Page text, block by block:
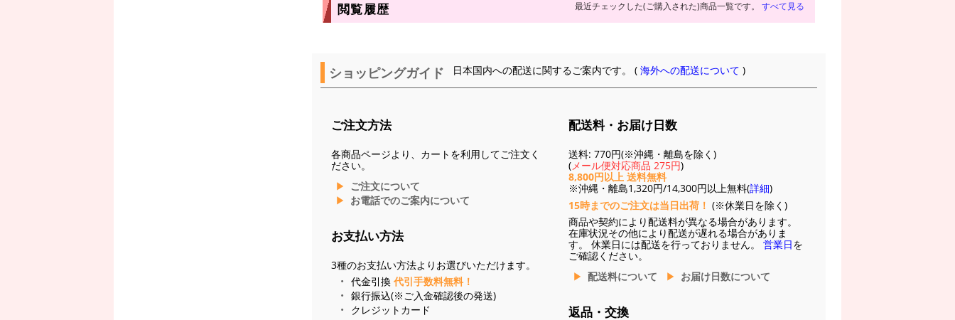
閲覧履歴 最近チェックした(ご購入された)商品一覧です。 すべて見る
ショッピングガイド 日本国内への配送に関するご案内です。 (海外への配送について )
ご注文方法
各商品ページより、カートを利用してご注文く
ださい。
ご注文について
お電話でのご案内について
お支払い方法
3種のお支払い方法よりお選びいただけます。
代金引換 代引手数料無料！
銀行振込(※ご入金確認後の発送)
クレジットカード
配送料・お届け日数
送料: 770円(※沖縄・離島を除く)
(メール便対応商品 275円)
8,800円以上 送料無料
※沖縄・離島1,320円/14,300円以上無料(詳細)
15時までのご注文は当日出荷！ (※休業日を除く)
商品や契約により配送料が異なる場合があります。
在庫状況その他により配送が遅れる場合がありま
す。 休業日には配送を行っておりません。 営業日を
ご確認ください。
配送料について
お届け日数について
返品・交換